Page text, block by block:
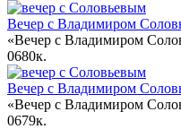
Вечер с Владимиром
«Вечер с Владимиром
0680к.
Вечер с Владимиром
«Вечер с Владимиром
0679к.